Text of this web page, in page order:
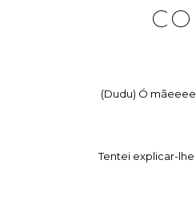
(Dudu) Ó
Tentei explicar-